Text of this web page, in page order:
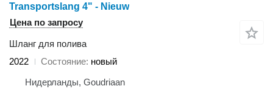
Transportslang 4" - Nieuw
Цена по запросу
Шланг для полива
2022
Состояние новый
Нидерланды, Goudriaan